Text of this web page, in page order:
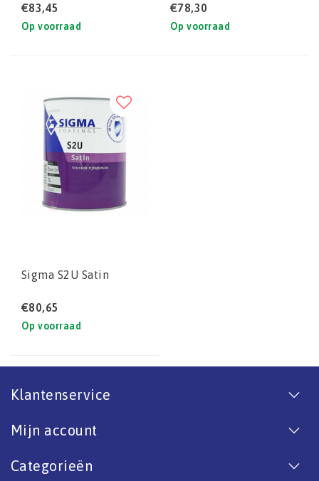
€83,45
Op voorraad
€78,30
Op voorraad
Sigma S2U Satin
€80,65
Op voorraad
Klantenservice
Mijn account
Categorieën